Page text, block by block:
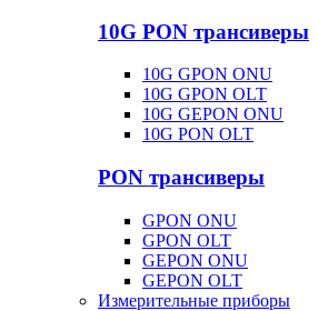
10G PON трансиверы
10G GPON ONU
10G GPON OLT
10G GEPON ONU
10G PON OLT
PON трансиверы
GPON ONU
GPON OLT
GEPON ONU
GEPON OLT
Измерительные приборы